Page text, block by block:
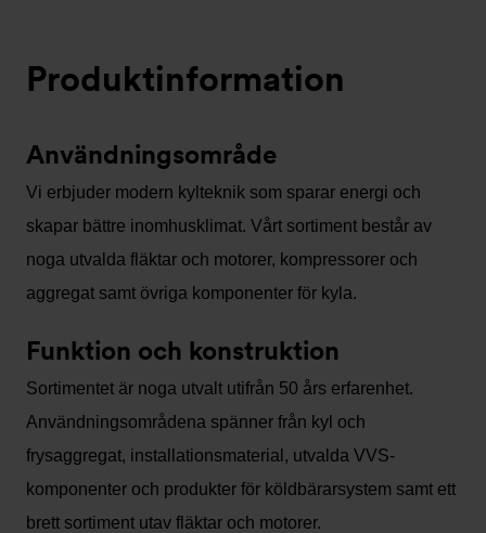
Produktinformation
Användningsområde
Vi erbjuder modern kylteknik som sparar energi och
skapar bättre inomhusklimat. Vårt sortiment består av
noga utvalda fläktar och motorer, kompressorer och
aggregat samt övriga komponenter för kyla.
Funktion och konstruktion
Sortimentet är noga utvalt utifrån 50 års erfarenhet.
Användningsområdena spänner från kyl och
frysaggregat, installationsmaterial, utvalda VVS-
komponenter och produkter för köldbärarsystem samt ett
brett sortiment utav fläktar och motorer.